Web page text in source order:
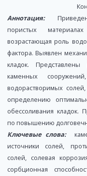
Аннотация:
пористых
возрастающая роль
фактора. Выявлен
кладок. Представлены
каменных
водорастворимых
определению
обессоливания кладок.
по повышению
Ключевые слова:
источники солей,
солей, солевая
сорбционная